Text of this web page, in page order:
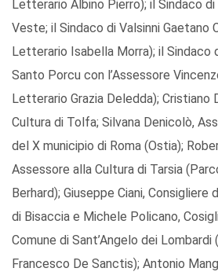
Letterario Albino Pierro); il Sindaco
Veste; il Sindaco di Valsinni Gaetano
Letterario Isabella Morra); il Sindaco
Santo Porcu con l’Assessore
Letterario Grazia Deledda); Cristiano
Cultura di Tolfa; Silvana Denicolò,
del X municipio di Roma (Ostia);
Assessore alla Cultura di Tarsia
Berhard); Giuseppe Ciani,
di Bisaccia e Michele Policano,
Comune di Sant’Angelo dei
Francesco De Sanctis); Antonio